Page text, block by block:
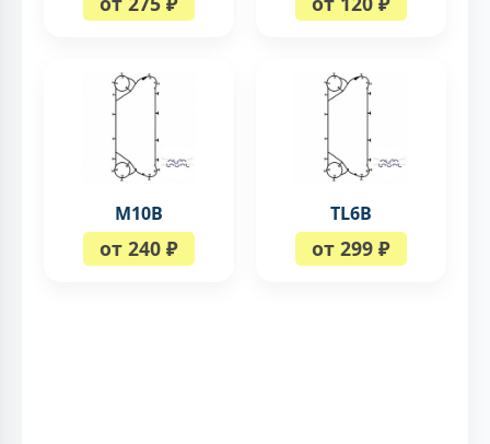
M10B
от 240 ₽
TL6B
от 299 ₽